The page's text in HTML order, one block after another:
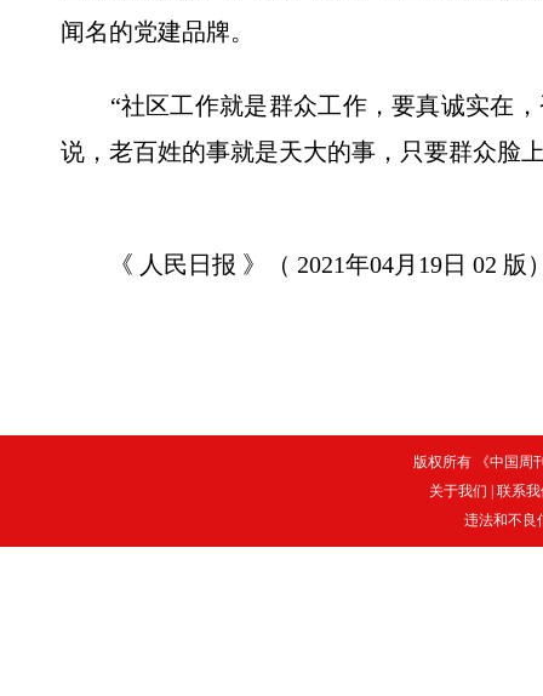
闻名的党建品牌。
“社区工作就是群众工作，要真诚实在，
说，老百姓的事就是天大的事，只要群众脸
《 人民日报 》（ 2021年04月19日 02 版
版权所有 《中国周
关于我们
联系
违法和不良